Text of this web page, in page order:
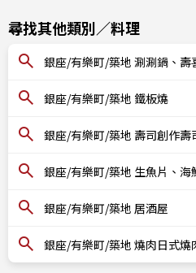
尋找其他類別／料理
銀座/有樂町/築地 涮涮鍋、壽
銀座/有樂町/築地 鐵板燒
銀座/有樂町/築地 壽司創作壽
銀座/有樂町/築地 生魚片、海
銀座/有樂町/築地 居酒屋
銀座/有樂町/築地 燒肉日式燒